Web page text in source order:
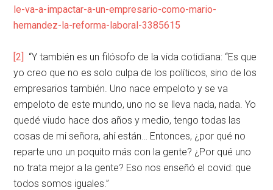
le-va-a-impactar-a-un-empresario-como-mario-
hernandez-la-reforma-laboral-3385615
[2] “Y también es un filósofo de la vida cotidiana: “Es que
yo creo que no es solo culpa de los políticos, sino de los
empresarios también. Uno nace empeloto y se va
empeloto de este mundo, uno no se lleva nada, nada. Yo
quedé viudo hace dos años y medio, tengo todas las
cosas de mi señora, ahí están… Entonces, ¿por qué no
reparte uno un poquito más con la gente? ¿Por qué uno
no trata mejor a la gente? Eso nos enseñó el covid: que
todos somos iguales.”